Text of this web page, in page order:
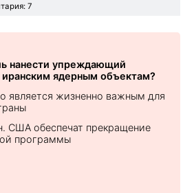
7
нанести упреждающий
ядерным объектам?
является жизненно важным для
США обеспечат прекращение
программы